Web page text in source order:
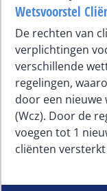
Wetsvoorstel
De rechten van
verplichtingen
verschillende
regelingen,
door een nieuwe
(Wcz). Door de
voegen tot 1
cliënten